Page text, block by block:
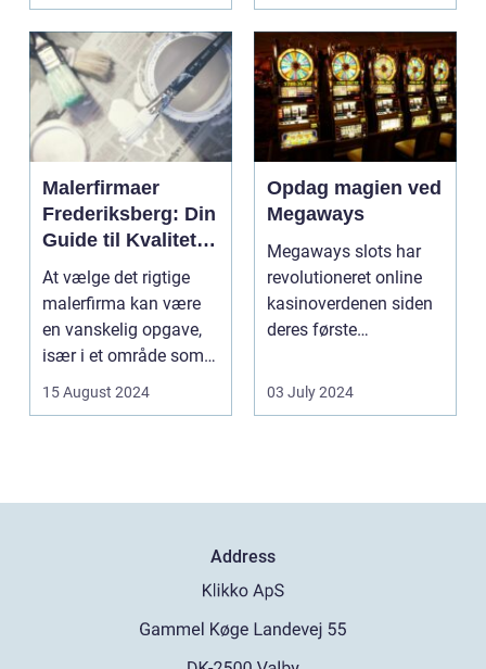
Malerfirmaer
Frederiksberg: Din
Guide til Kvalitet
og Service
At vælge det rigtige
malerfirma kan være
en vanskelig opgave,
især i et område som
Frederiksberg, hv...
15 August 2024
Opdag magien ved
Megaways
Megaways slots har
revolutioneret online
kasinoverdenen siden
deres første
spillea...
03 July 2024
Address